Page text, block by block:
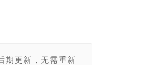
期更新，无需重新